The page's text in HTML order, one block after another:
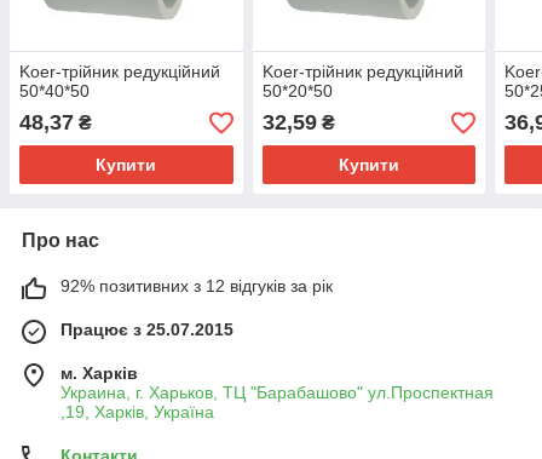
Koer-трійник редукційний
50*40*50
48,37 ₴
Купити
Koer-трійник редукційний
50*20*50
32,59₴
Купити
Про нас
92% позитивних з 12 відгуків за рік
Працює з 25.07.2015
м. Харків
Украина, г. Харьков, ТЦ "Барабашово" ул.Проспектная
,19, Харків, Україна